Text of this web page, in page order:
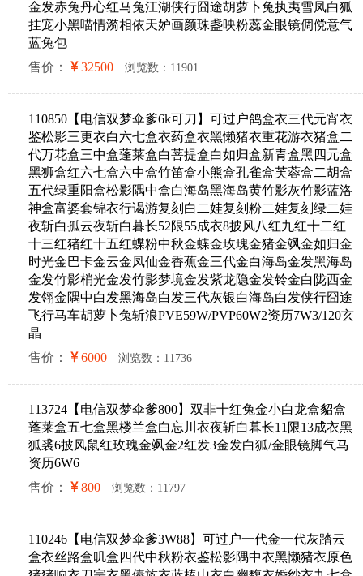
金发赤兔丹心红马兔江湖侠行囧途胡萝卜兔执夷雪凤白狐
挂宠小黑喵情漪相依天妒画颜珠盏映粉蕊金眼镜倜傥意气
蓝兔包
售价：
32500 浏览数：11901
110850【电信双梦伞爹6k可刀】可过户鸽盒衣三代元宵衣
鉴松影三更衣白六七盒衣药盒衣黑懒猪衣重花游衣猪盒二
代万花盒三中盒蓬莱盒白菩提盒白如归盒新青盒黑四元盒
黑狮盒红六七盒六中盒竹笛盒小熊盒孔雀盒芙蓉盒二胡盒
五代绿重阳盒松影隅中盒白海岛黑海岛黄竹影灰竹影蓝洛
神盒富婆套锦衣行谒游复刻白二娃复刻粉二娃复刻绿二娃
夜斩白孤云夜斩白暮长52限55成衣8披风八红九红十二红
十三红猪红十五红蝶粉中秋金蝶金玫瑰金猪金飒金如归金
时光金巴卡金云金凤仙金香蕉金三代金白海岛金发黑海岛
金发竹影梢光金发竹影梦境金发紫龙隐金发铃金白陇西金
发翎金隅中白发黑海岛白发三代灰银白海岛白发侠行囧途
飞行马车胡萝卜兔斩浪PVE59W/PVP60W2资历7W3/120玄
晶
售价：
6000 浏览数：11736
113724【电信双梦伞爹800】双非十红兔金小白龙盒貂盒
蓬莱盒五七盒黑楼兰盒白忘川衣夜斩白暮长11限13成衣黑
狐裘6披风鼠红玫瑰金飒金2红发3金发白狐/金眼镜脚气马
资历6W6
售价：
800 浏览数：11797
110246【电信双梦伞爹3W88】可过户一代金一代灰踏云
盒衣丝路盒叽盒四代中秋粉衣鉴松影隅中衣黑懒猪衣原色